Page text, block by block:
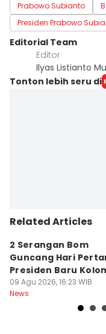
Prabowo Subianto
Presiden Prabowo
Editorial Team
Editor
Ilyas Listianto
Tonton lebih seru di
Related Articles
2 Serangan Bom
Guncang Hari
Presiden Baru
09 Agu 2026, 16:23 WIB
News